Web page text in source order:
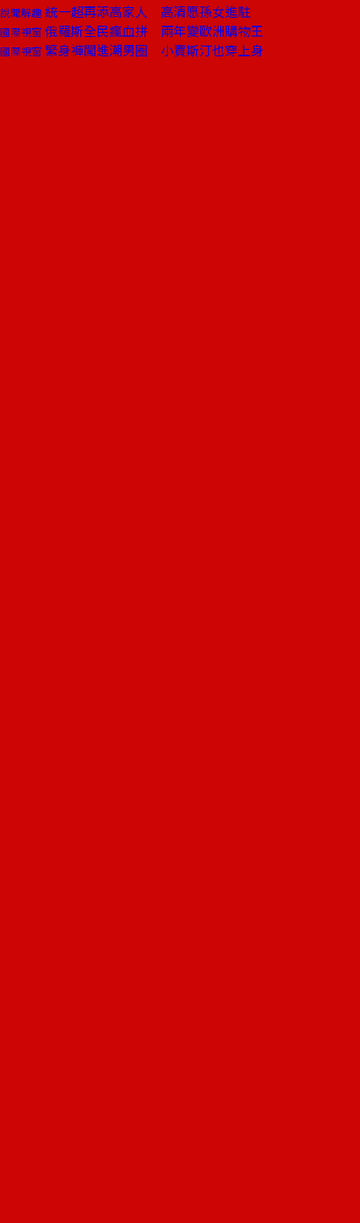
說聞解趣 統一超再添高家人 高清愿孫女進駐
國際視窗 俄羅斯全民瘋血拼 兩年變歐洲購物王
國際視窗 緊身褲闖進潮男圈 小賈斯汀也穿上身